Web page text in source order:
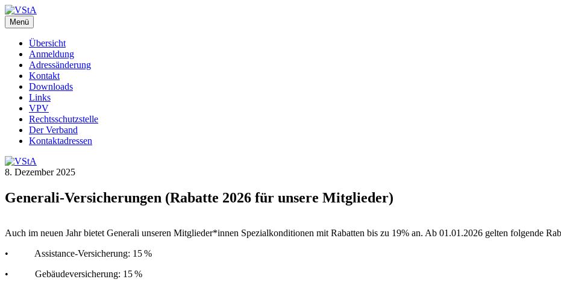
Zum
Inhalt
springen
VStA
WebSite des Verbandes der Staatsangestellten des Kantons Zürich
Menü
Übersicht
Anmeldung
Adressänderung
Kontakt
Downloads
Links
VPV
Rechtsschutzstelle
Der Verband
Kontaktadressen
8. Dezember 2025
Generali-Versicherungen (Rabatte 2026 für unsere Mitglieder)
Auch im neuen Jahr bietet Generali unseren Mitglieder*innen Spezialkonditionen mit Rabatten bis zu 19% an. Ab 01.01.2026 gelten folgende
• Assistance-Versicherung: 15 %
• Gebäudeversicherung: 15 %